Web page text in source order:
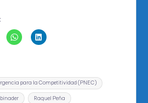
para la Competitividad (PNEC)
Raquel Peña